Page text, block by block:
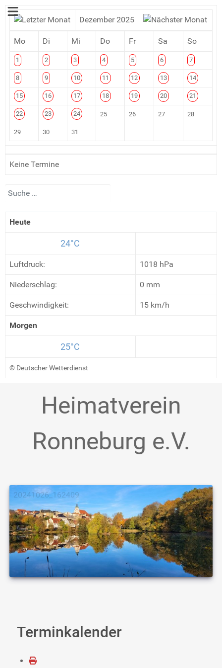
Dezember 2025
Mo Di Mi Do Fr Sa So
1 2 3 4 5 6 7
8 9 10 11 12 13 14
15 16 17 18 19 20 21
22 23 24 25 26 27 28
29 30 31
Keine Termine
Suchen
Heute
24°C
Luftdruck: 1018 hPa
Niederschlag: 0 mm
Geschwindigkeit: 15 km/h
Morgen
25°C
© Deutscher Wetterdienst
Heimatverein
Ronneburg e.V.
20241026_162409
Terminkalender